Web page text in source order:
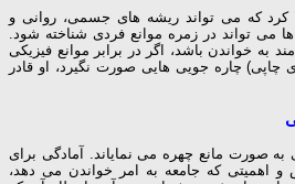
کرد که می تواند ریشه های جسمی، روانی و
می تواند در زمره موانع فردی شناخته شود.
به خواندن باشد، اگر در برابر موانع فیزیکی
چاپی) چاره جویی هایی صورت نگیرد، او قادر
به صورت مانع چهره می نمایاند. آمادگی برای
و اهمیتی که جامعه به امر خواندن می دهد،